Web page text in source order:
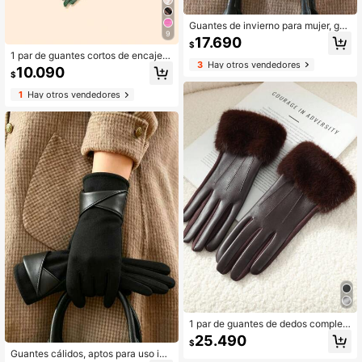
9
1 par de guantes cortos de encaje d
e malla verde vintage, con decoraci
ón de lazo, ambiente elegante, ade
cuado para banquetes/bodas/fiesta
s/sesiones de fotos
$10.090
1Hay otros vendedores
Guantes cálidos, aptos para uso inv
Guantes de invierno para mujer, gua
ntes de punto casuales resistentes
al viento y con forro polar cálido, ap
tos para pantalla táctil, para activid
ades al aire libre como ciclismo y m
otocicleta
$17.690
3Hay otros vendedores
1 par de guantes de dedos complet
os de poliéster elegantes y casuale
s de unicolor para mujer, para otoñ
$25.490